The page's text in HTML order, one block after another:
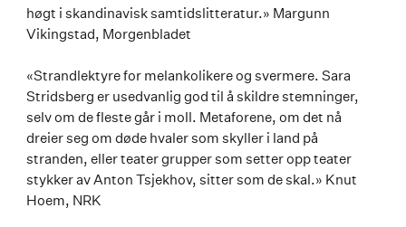
høgt i skandinavisk samtidslitteratur.» Margunn
Vikingstad, Morgenbladet
«Strandlektyre for melankolikere og svermere. Sara
Stridsberg er usedvanlig god til å skildre stemninger,
selv om de fleste går i moll. Metaforene, om det nå
dreier seg om døde hvaler som skyller i land på
stranden, eller teater grupper som setter opp teater
stykker av Anton Tsjekhov, sitter som de skal.» Knut
Hoem, NRK